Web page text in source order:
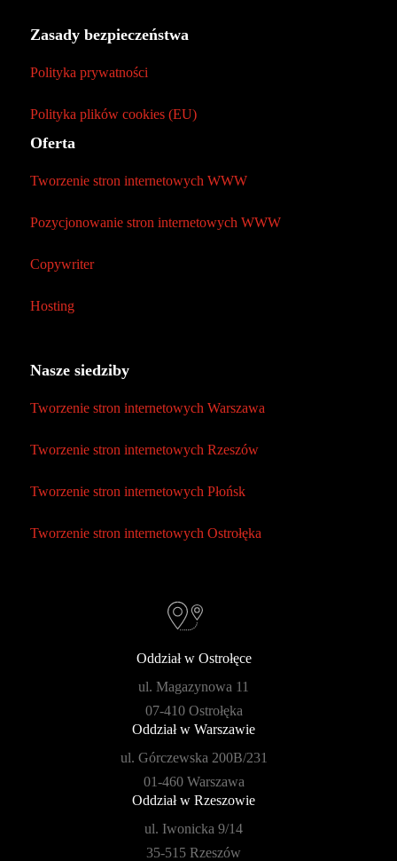
Zasady bezpieczeństwa
Polityka prywatności
Polityka plików cookies (EU)
Oferta
Tworzenie stron internetowych WWW
Pozycjonowanie stron internetowych WWW
Copywriter
Hosting
Nasze siedziby
Tworzenie stron internetowych Warszawa
Tworzenie stron internetowych Rzeszów
Tworzenie stron internetowych Płońsk
Tworzenie stron internetowych Ostrołęka
Oddział w Ostrołęce
ul. Magazynowa 11
07-410 Ostrołęka
Oddział w Warszawie
ul. Górczewska 200B/231
01-460 Warszawa
Oddział w Rzeszowie
ul. Iwonicka 9/14
35-515 Rzeszów